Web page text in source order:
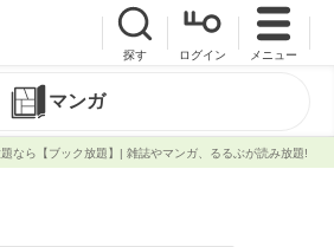
探す ログイン メニュー
マンガ
なら【ブック放題】| 雑誌やマンガ、るるぶが読み放題!